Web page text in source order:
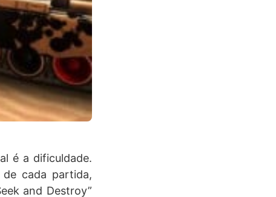
é a dificuldade.
de cada partida,
and Destroy”